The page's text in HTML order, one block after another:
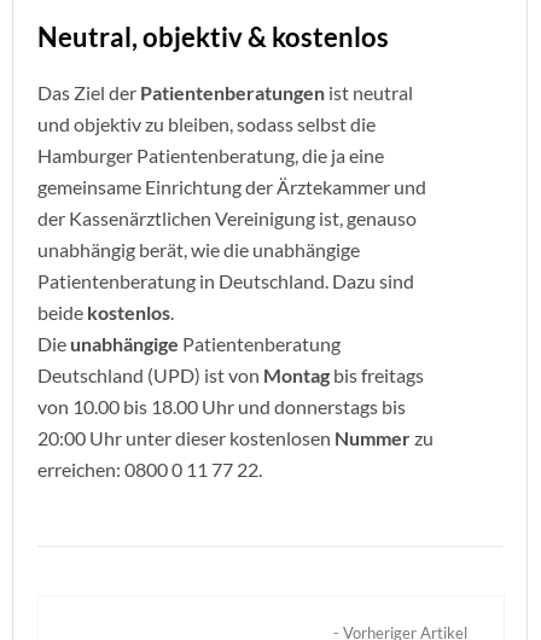
Neutral, objektiv & kostenlos
Das Ziel der Patientenberatungen ist neutral
und objektiv zu bleiben, sodass selbst die
Hamburger Patientenberatung, die ja eine
gemeinsame Einrichtung der Ärztekammer und
der Kassenärztlichen Vereinigung ist, genauso
unabhängig berät, wie die unabhängige
Patientenberatung in Deutschland. Dazu sind
beide kostenlos.
Die unabhängige Patientenberatung
Deutschland (UPD) ist von Montag bis freitags
von 10.00 bis 18.00 Uhr und donnerstags bis
20:00 Uhr unter dieser kostenlosen Nummerzu
erreichen: 0800 0 11 77 22.
- Vorheriger Artikel